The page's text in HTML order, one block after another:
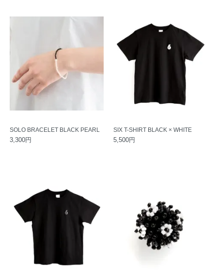
SOLO BRACELET BLACK PEARL
3,300円
SIX T-SHIRT BLACK × WHITE
5,500円